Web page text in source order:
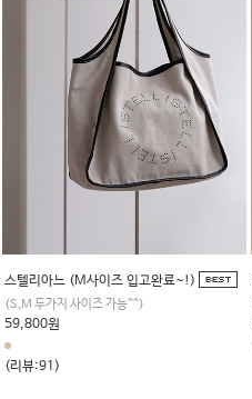
스텔리아느 (M사이즈 입고완료~!)
(S,M 두가지 사이즈 가능^^)
59,800원
(리뷰:91)